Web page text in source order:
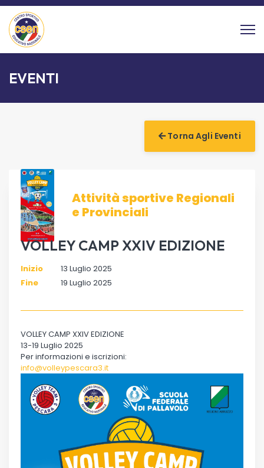
EVENTI
Torna Agli Eventi
Attività sportive Regionali
e Provinciali
VOLLEY CAMP XXIV EDIZIONE
Inizio
13 Luglio 2025
Fine
19 Luglio 2025
VOLLEY CAMP XXIV EDIZIONE
13-19 Luglio 2025
Per informazioni e iscrizioni:
info@volleypescara3.it